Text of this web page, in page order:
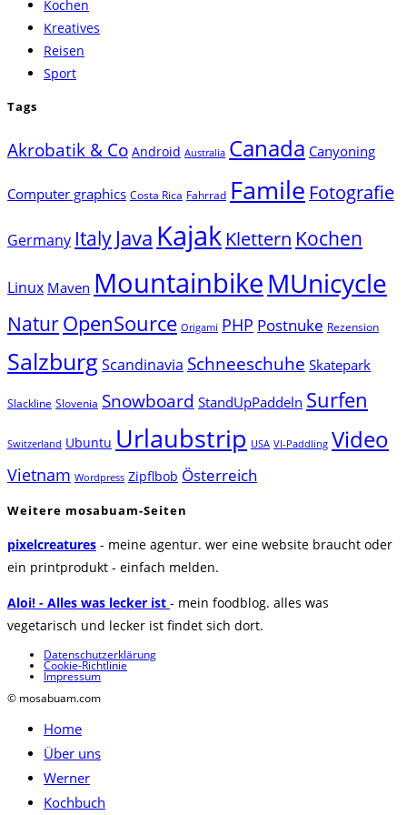
Kochen
Kreatives
Reisen
Sport
Tags
Akrobatik & Co Android Australia Canada Canyoning
Computer graphics Costa Rica Fahrrad Famile Fotografie
Germany Italy Java Kajak Klettern Kochen
Linux Maven MountainbikeMUnicycle
NaturOpenSource Origami PHP Postnuke Rezension
SalzburgScandinavia Schneeschuhe Skatepark
Slackline Slovenia Snowboard StandUpPaddeln Surfen
Switzerland Ubuntu Urlaubstrip USA VI-Paddling Video
Vietnam Wordpress Zipflbob Österreich
Weitere mosabuam-Seiten
pixelcreatures - meine agentur. wer eine website braucht oder
ein printprodukt - einfach melden.
Aloi! - Alles was lecker ist - mein foodblog. alles was
vegetarisch und lecker ist findet sich dort.
Datenschutzerklärung
Cookie-Richtlinie
Impressum
© mosabuam.com
Home
Über uns
Werner
Kochbuch